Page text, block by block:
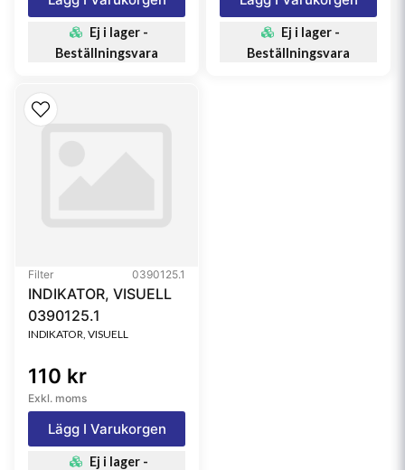
Ej i lager -
Beställningsvara
Ej i lager -
Beställningsvara
Filter 0390125.1
INDIKATOR, VISUELL
0390125.1
INDIKATOR, VISUELL
110 kr
Exkl. moms
Lägg I Varukorgen
Ej i lager -